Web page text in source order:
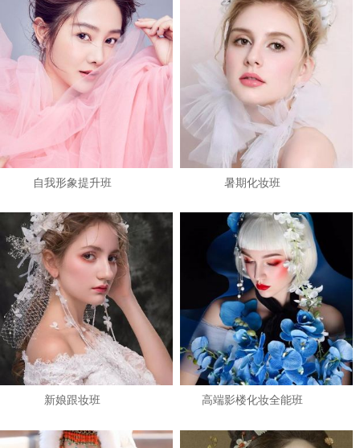
自我形象提升班 暑期化妆班
新娘跟妆班 高端影楼化妆全能班